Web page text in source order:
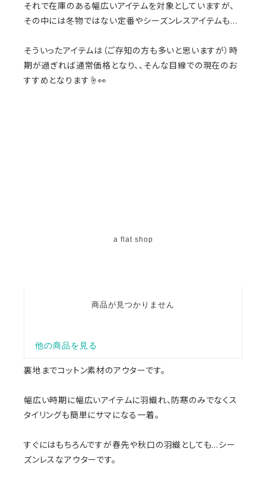
それで在庫のある幅広いアイテムを対象としていますが、
その中には冬物ではない定番やシーズンレスアイテムも…
そういったアイテムは（ご存知の方も多いと思いますが）時
期が過ぎれば通常価格となり、、そんな目線での現在のお
すすめとなります☝️👀
裏地までコットン素材のアウターです。
幅広い時期に幅広いアイテムに羽織れ、防寒のみでなくス
タイリングも簡単にサマになる一着。
すぐにはもちろんですが春先や秋口の羽織としても…シー
ズンレスなアウターです。